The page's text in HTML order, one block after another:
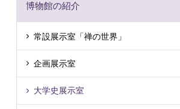
博物館の紹介
常設展示室「禅の世界」
企画展示室
大学史展示室